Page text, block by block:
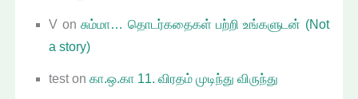
V onசும்மா… தொடர்கதைகள் பற்றி உங்களுடன் (Not
a story)
testonகா.ஒ.கா 11. விரதம் முடிந்து விருந்து